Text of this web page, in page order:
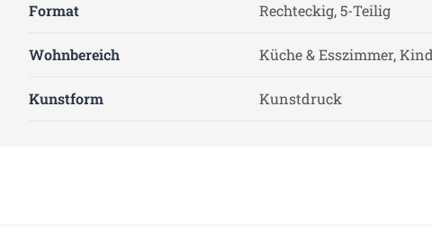
Format Rechteckig, 5-Teilig
Wohnbereich Küche & Esszimmer,
Kunstform Kunstdruck